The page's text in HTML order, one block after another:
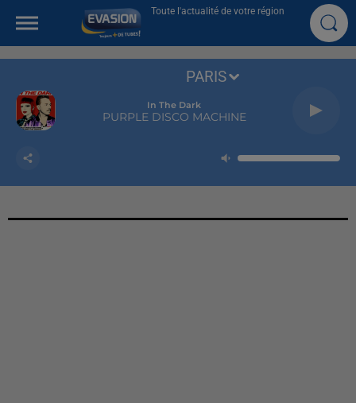
Toute l'actualité de votre région
In The Dark
PURPLE DISCO MACHINE
PARIS